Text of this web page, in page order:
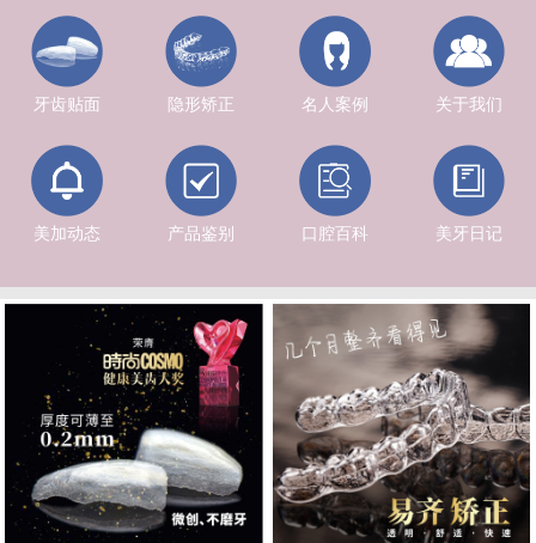
牙齿贴面 隐形矫正 名人案例 关于我们
美加动态 产品鉴别 口腔百科 美牙日记